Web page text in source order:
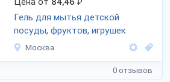
Гель для мытья детской
посуды, фруктов, игрушек
Москва
0 отзывов